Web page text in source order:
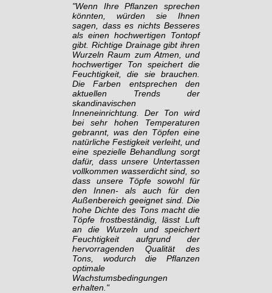
"Wenn Ihre Pflanzen sprechen
könnten, würden sie Ihnen
sagen, dass es nichts Besseres
als einen hochwertigen Tontopf
gibt. Richtige Drainage gibt ihren
Wurzeln Raum zum Atmen, und
hochwertiger Ton speichert die
Feuchtigkeit, die sie brauchen.
Die Farben entsprechen den
aktuellen Trends der
skandinavischen
Inneneinrichtung. Der Ton wird
bei sehr hohen Temperaturen
gebrannt, was den Töpfen eine
natürliche Festigkeit verleiht, und
eine spezielle Behandlung sorgt
dafür, dass unsere Untertassen
vollkommen wasserdicht sind, so
dass unsere Töpfe sowohl für
den Innen- als auch für den
Außenbereich geeignet sind. Die
hohe Dichte des Tons macht die
Töpfe frostbeständig, lässt Luft
an die Wurzeln und speichert
Feuchtigkeit aufgrund der
hervorragenden Qualität des
Tons, wodurch die Pflanzen
optimale
Wachstumsbedingungen
erhalten."